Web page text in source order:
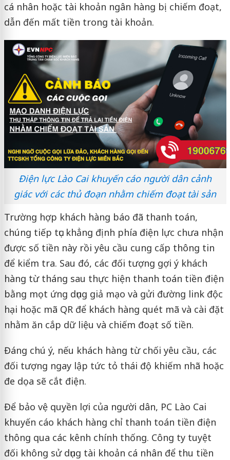
cá nhân hoặc tài khoản ngân hàng bị chiếm đoạt,
dẫn đến mất tiền trong tài khoản.
Điện lực Lào Cai khuyến cáo người dân cảnh
giác với các thủ đoạn nhằm chiếm đoạt tài sản
Trường hợp khách hàng báo đã thanh toán,
chúng tiếp tục khẳng định phía điện lực chưa nhận
được số tiền này rồi yêu cầu cung cấp thông tin
để kiểm tra. Sau đó, các đối tượng gợi ý khách
hàng từ tháng sau thực hiện thanh toán tiền điện
bằng mọt ứng dụng giả mạo và gửi đường link độc
hại hoặc mã QR để khách hàng quét mã và cài đặt
nhằm ăn cắp dữ liệu và chiếm đoạt số tiền.
Đáng chú ý, nếu khách hàng từ chối yêu cầu, các
đối tượng ngay lập tức tỏ thái độ khiếm nhã hoặc
đe dọa sẽ cắt điện.
Để bảo vệ quyền lợi của người dân, PC Lào Cai
khuyến cáo khách hàng chỉ thanh toán tiền điện
thông qua các kênh chính thống. Công ty tuyệt
đối không sử dụng tài khoản cá nhân để thu tiền